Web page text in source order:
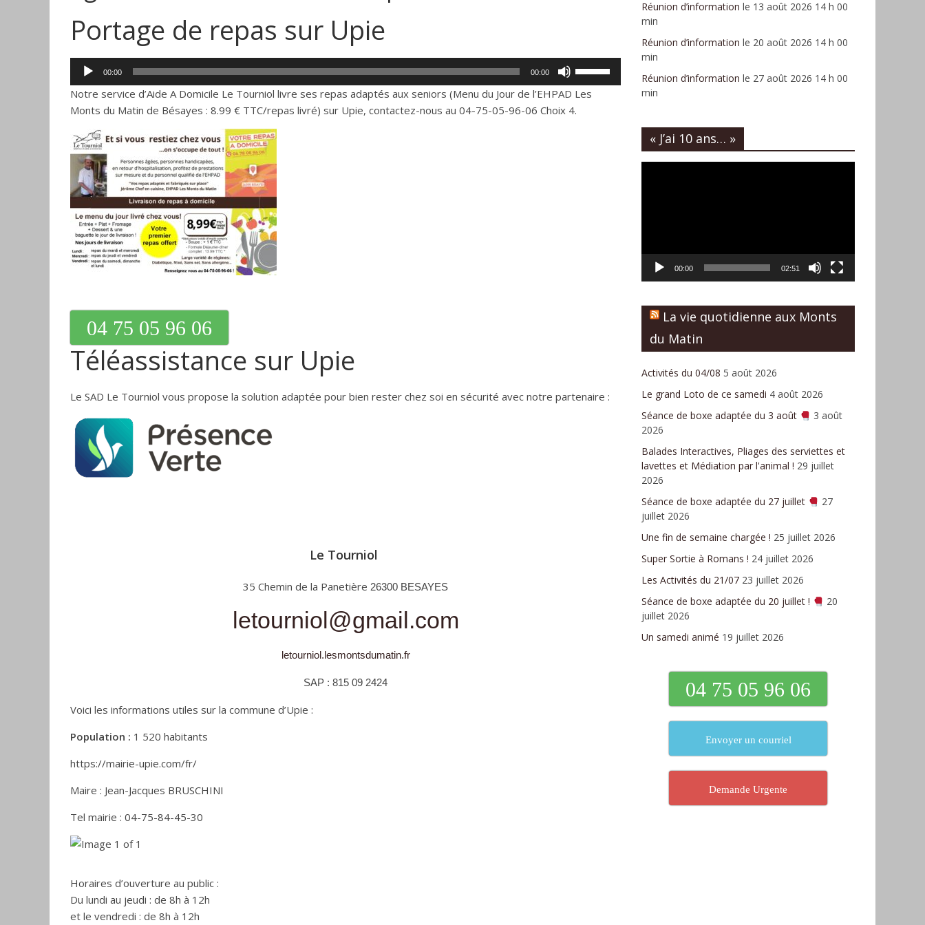
Portage de repas sur Upie
Lecteur
audio
00:00 00:00
les
flèches
haut/bas
Notre service d’Aide A Domicile Le Tourniol livre ses repas adaptés aux seniors (Menu du Jour de l’EHPAD Les
Monts du Matin de Bésayes : 8.99 € TTC/repas livré) sur Upie, contactez-nous au 04-75-05-96-06 Choix 4.
04 75 05 96 06
Téléassistance sur Upie
Le SAD Le Tourniol vous propose la solution adaptée pour bien rester chez soi en sécurité avec notre partenaire :
Le Tourniol
35 Chemin de la Panetière 26300 BESAYES
letourniol@gmail.com
letourniol.lesmontsdumatin.fr
SAP : 815 09 2424
Voici les informations utiles sur la commune d’Upie :
Population : 1 520 habitants
https://mairie-upie.com/fr/
Maire : Jean-Jacques BRUSCHINI
Tel mairie : 04-75-84-45-30
Horaires d’ouverture au public :
Du lundi au jeudi : de 8h à 12h
et le vendredi : de 8h à 12h
Réunion d’information le 13 août 2026 14 h 00
min
Réunion d’information le 20 août 2026 14 h 00
min
Réunion d’information le 27 août 2026 14 h 00
min
« J’ai 10 ans… »
00:00 02:51
La vie quotidienne aux Monts
du Matin
Activités du 04/08 5 août 2026
Le grand Loto de ce samedi 4 août 2026
Séance de boxe adaptée du 3 août
3 août
2026
Balades Interactives, Pliages des serviettes et
lavettes et Médiation par l'animal ! 29 juillet
2026
Séance de boxe adaptée du 27 juillet
27
juillet 2026
Une fin de semaine chargée ! 25 juillet 2026
Super Sortie à Romans ! 24 juillet 2026
Les Activités du 21/07 23 juillet 2026
Séance de boxe adaptée du 20 juillet !
20
juillet 2026
Un samedi animé 19 juillet 2026
04 75 05 96 06
Envoyer un courriel
Demande Urgente